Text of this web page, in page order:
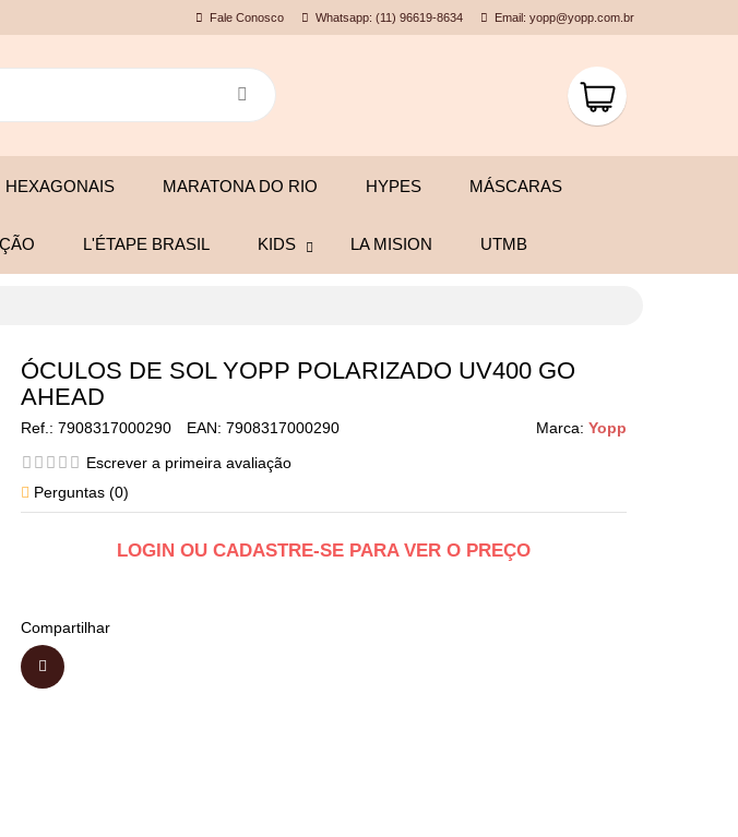
Fale Conosco Whatsapp: (11) 96619-8634 Email: yopp@yopp.com.br
HEXAGONAIS MARATONA DO RIO HYPES MÁSCARAS
L'ÉTAPE BRASIL KIDS LA MISION UTMB
ÓCULOS DE SOL YOPP POLARIZADO UV400 GO
AHEAD
Ref.: 7908317000290 EAN: 7908317000290 Marca: Yopp
Escrever a primeira avaliação
Perguntas (0)
LOGIN OU CADASTRE-SE PARA VER O PREÇO
Compartilhar